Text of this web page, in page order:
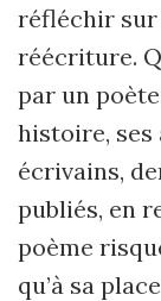
réfléchir sur
réécriture.
par un
histoire, ses
écrivains,
publiés, en
poème
qu’à sa